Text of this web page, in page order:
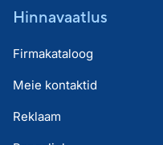
Hinnavaatlus
Firmakataloog
Meie kontaktid
Reklaam